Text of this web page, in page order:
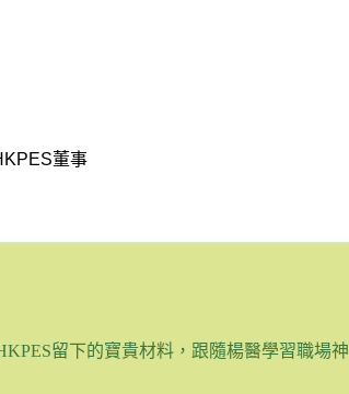
董事
留下的寶貴材料，跟隨楊醫學習職場神